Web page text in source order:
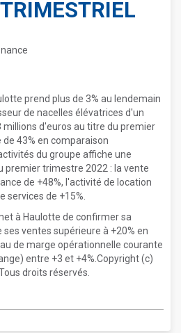
prend plus de 3% au lendemain
de nacelles élévatrices d'un
d'euros au titre du premier
43% en comparaison
du groupe affiche une
premier trimestre 2022 : la vente
de +48%, l'activité de location
services de +15%.
à Haulotte de confirmer sa
ventes supérieure à +20% en
de marge opérationnelle courante
entre +3 et +4%.Copyright (c)
droits réservés.